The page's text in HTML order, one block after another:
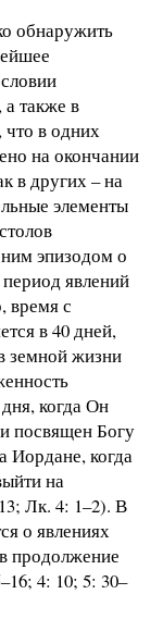
обнаружить
а также в
в одних
на окончании
в других – на
элементы
эпизодом о
явлений
время с
в 40 дней,
земной жизни
когда Он
посвящен Богу
Иордане, когда
на
Лк. 4: 1–2). В
о явлениях
продолжение
4: 10; 5: 30–